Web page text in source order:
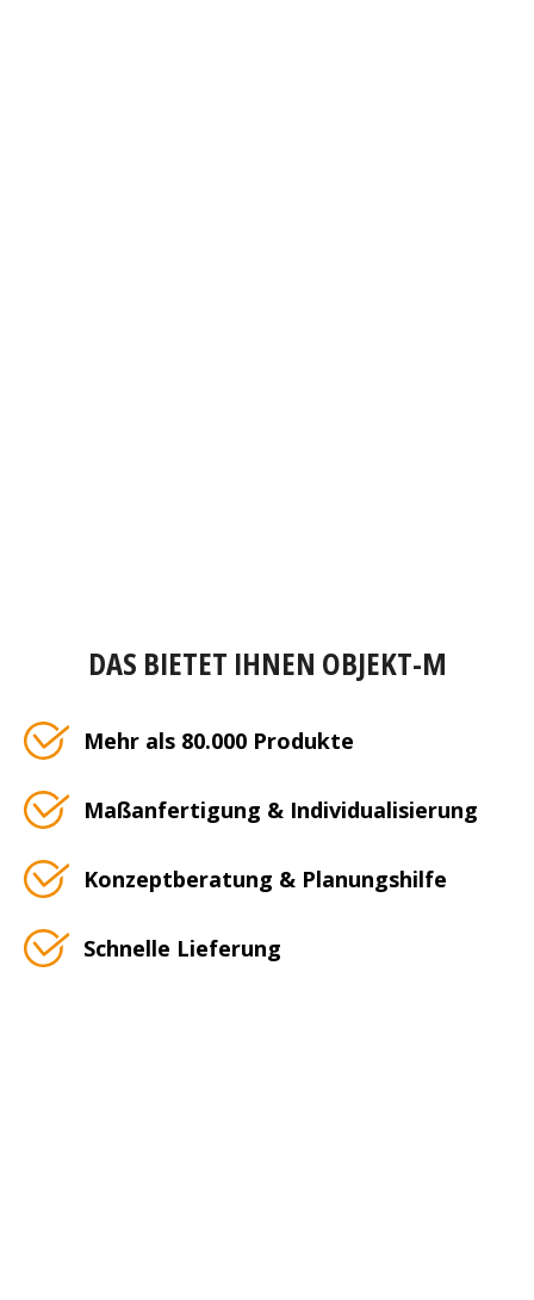
DAS BIETET IHNEN OBJEKT-M
Mehr als 80.000 Produkte
Maßanfertigung & Individualisierung
Konzeptberatung & Planungshilfe
Schnelle Lieferung